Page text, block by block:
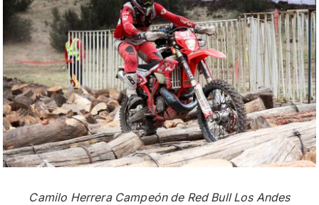
Camilo Herrera Campeón de Red Bull Los Andes